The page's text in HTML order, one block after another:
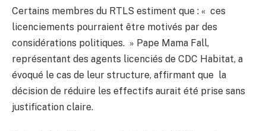
Certains membres du RTLS estiment que : « ces
licenciements pourraient être motivés par des
considérations politiques. » Pape Mama Fall,
représentant des agents licenciés de CDC Habitat, a
évoqué le cas de leur structure, affirmant que la
décision de réduire les effectifs aurait été prise sans
justification claire.